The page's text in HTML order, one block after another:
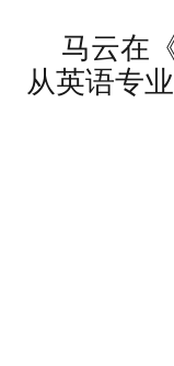
马云在
从英语专